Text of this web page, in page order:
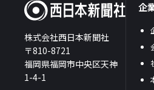
株式会社西日本新聞社
〒810-8721
福岡県福岡市中央区天神
1-4-1
企